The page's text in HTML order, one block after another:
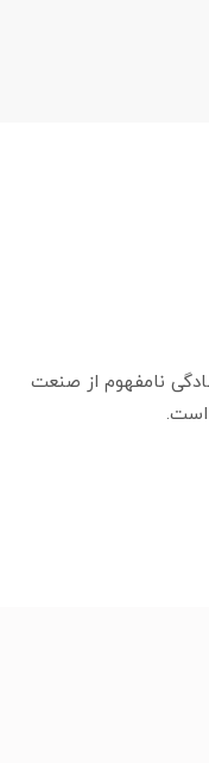
نامفهوم از صنعت
است.